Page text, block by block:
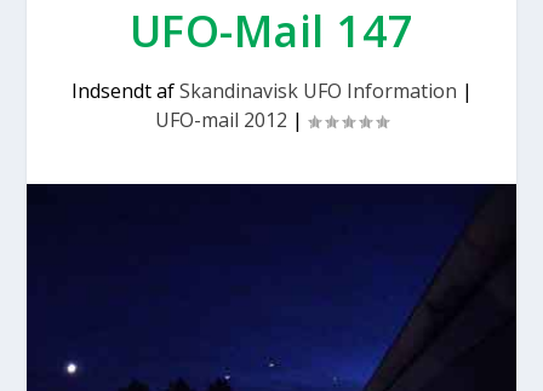
UFO-Mail 147
Indsendt afSkandinavisk UFO Information |
UFO-mail 2012 |